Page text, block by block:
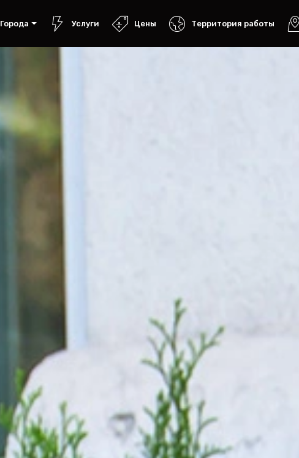
Города Услуги Цены Территория работы